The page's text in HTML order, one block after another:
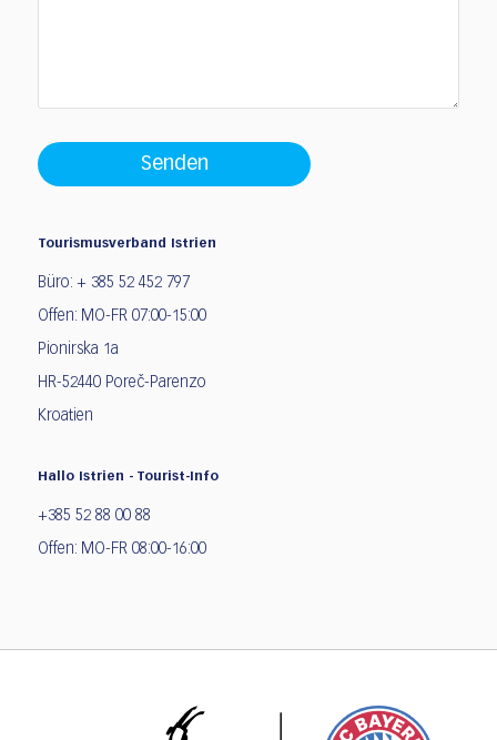
Senden
Tourismusverband Istrien
Büro: + 385 52 452 797
Offen: MO-FR 07:00-15:00
Pionirska 1a
HR-52440 Poreč-Parenzo
Kroatien
Hallo Istrien - Tourist-Info
+385 52 88 00 88
Offen: MO-FR 08:00-16:00